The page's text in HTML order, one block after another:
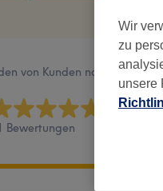
von Kunden nach ihrem
Bewertungen
Wir
zu
unsere